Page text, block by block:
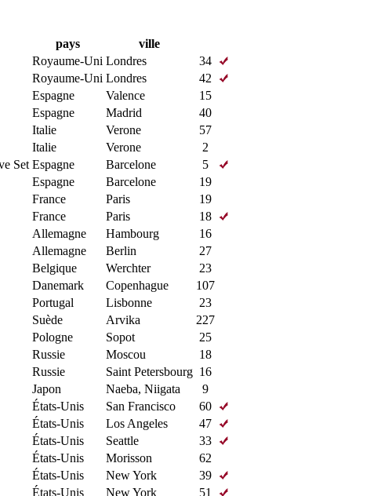
pays
ville
Royaume-Uni Londres
34
Royaume-Uni Londres
42
Espagne Valence
15
Espagne Madrid
40
Italie Verone
57
Italie Verone
2
Set Espagne Barcelone
5
Espagne Barcelone
19
France Paris
19
France Paris
18
Allemagne Hambourg
16
Allemagne Berlin
27
Belgique Werchter
23
Danemark Copenhague
107
Portugal Lisbonne
23
Suède Arvika
227
Pologne Sopot
25
Russie Moscou
18
Russie Saint Petersbourg 16
Japon Naeba, Niigata
9
États-Unis San Francisco
60
États-Unis Los Angeles
47
États-Unis Seattle
33
États-Unis Morisson
62
États-Unis New York
39
États-Unis New York 51